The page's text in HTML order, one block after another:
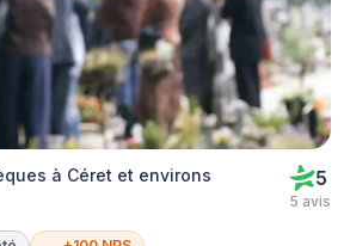
à Céret et environs 5
5 avis